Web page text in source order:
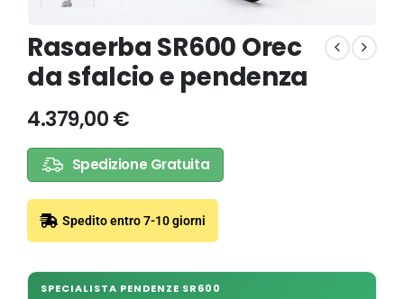
Rasaerba SR600 Orec
da sfalcio e pendenza
4.379,00€
Spedizione Gratuita
Spedito entro 7-10 giorni
SPECIALISTA PENDENZE SR600